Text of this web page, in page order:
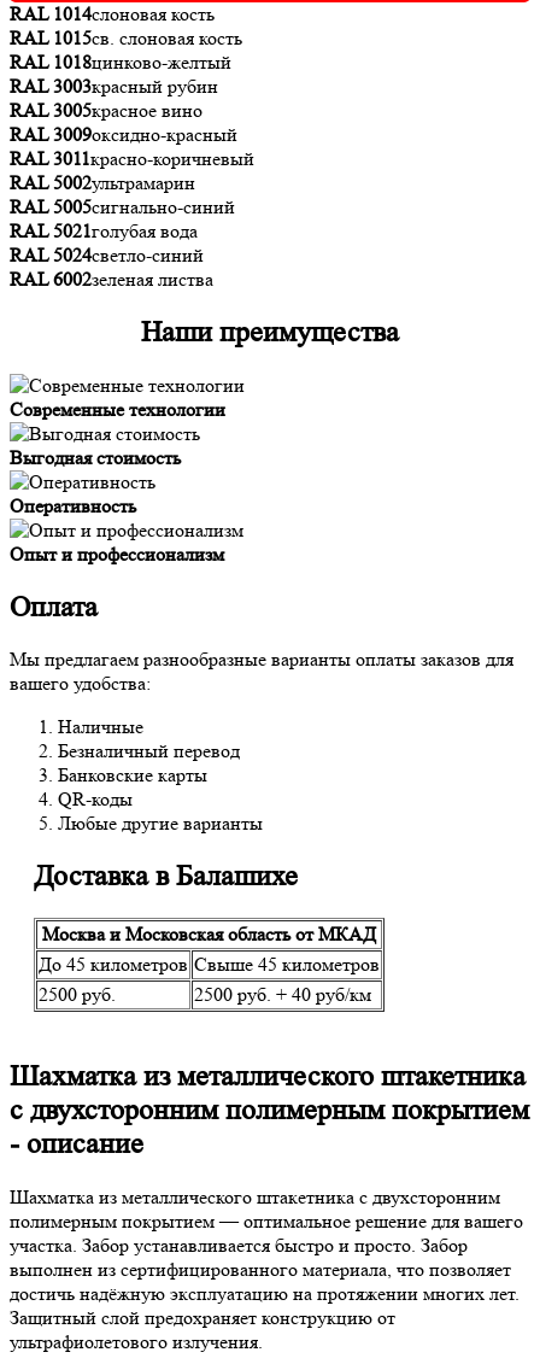
RAL 1014слоновая кость
RAL 1015св. слоновая кость
RAL 1018цинково-желтый
RAL 3003красный рубин
RAL 3005красное вино
RAL 3009оксидно-красный
RAL 3011красно-коричневый
RAL 5002ультрамарин
RAL 5005сигнально-синий
RAL 5021голубая вода
RAL 5024светло-синий
RAL 6002зеленая листва
Наши преимущества
Современные технологии
Выгодная стоимость
Оперативность
Опыт и профессионализм
Оплата
Мы предлагаем разнообразные варианты оплаты заказов для
вашего удобства:
Наличные
Безналичный перевод
Банковские карты
QR-коды
Любые другие варианты
Доставка в Балашихе
Москва и Московская область от МКАД
До 45 километров Свыше 45 километров
2500 руб.
2500 руб. + 40 руб/км
Шахматка из металлического штакетника
с двухсторонним полимерным покрытием
- описание
Шахматка из металлического штакетника с двухсторонним
полимерным покрытием — оптимальное решение для вашего
участка. Забор устанавливается быстро и просто. Забор
выполнен из сертифицированного материала, что позволяет
достичь надёжную эксплуатацию на протяжении многих лет.
Защитный слой предохраняет конструкцию от
ультрафиолетового излучения.